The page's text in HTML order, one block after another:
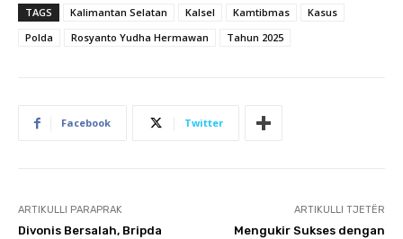
TAGS Kalimantan Selatan Kalsel Kamtibmas
Kasus
Polda
Rosyanto Yudha Hermawan Tahun 2025
Facebook Twitter
ARTIKULLI PARAPRAK
Divonis Bersalah, Bripda
ARTIKULLI TJETËR
Mengukir Sukses dengan